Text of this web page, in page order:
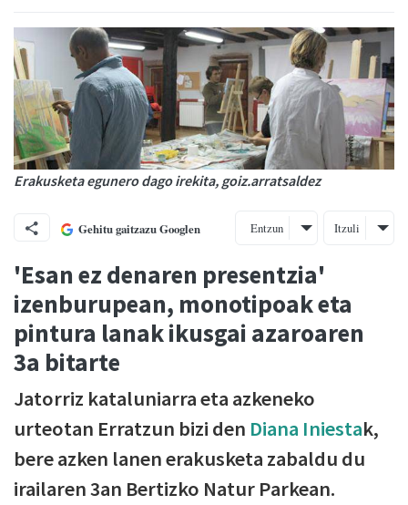
Erakusketa egunero dago irekita, goiz.arratsaldez
Gehitu gaitzazu Googlen Entzun Itzuli
'Esan ez denaren presentzia'
izenburupean, monotipoak eta
pintura lanak ikusgai azaroaren
3a bitarte
Jatorriz kataluniarra eta azkeneko
urteotan Erratzun bizi den Diana Iniestak,
bere azken lanen erakusketa zabaldu du
irailaren 3an Bertizko Natur Parkean.